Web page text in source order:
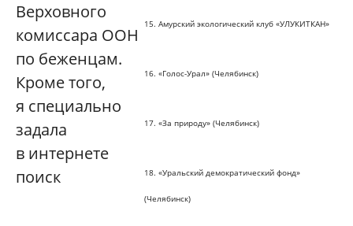
15. Амурский экологический клуб «УЛУКИТКАН»
16. «Голос-Урал» (Челябинск)
17. «За природу» (Челябинск)
18. «Уральский демократический фонд»
(Челябинск)
Верховного
комиссара ООН
по беженцам.
Кроме того,
я специально
задала
в интернете
поиск